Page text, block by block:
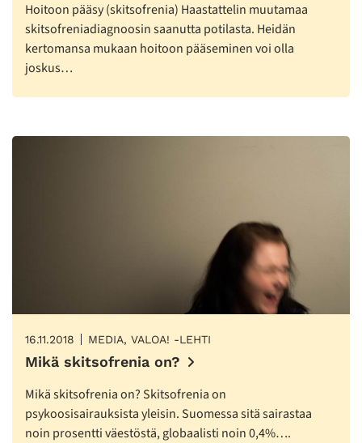
Hoitoon pääsy (skitsofrenia) Haastattelin muutamaa
skitsofreniadiagnoosin saanutta potilasta. Heidän
kertomansa mukaan hoitoon pääseminen voi olla
joskus…
16.11.2018 MEDIA, VALOA! -LEHTI
Mikä skitsofrenia on?
Mikä skitsofrenia on? Skitsofrenia on
psykoosisairauksista yleisin. Suomessa sitä sairastaa
noin prosentti väestöstä, globaalisti noin 0,4%….